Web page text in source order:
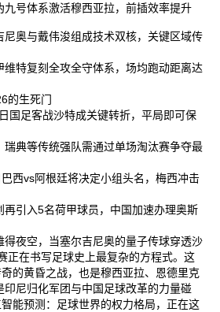
号体系激活穆西亚拉，前插效率提升
尼奥与戴伟浚组成技术双核，关键区域传
维特复刻全攻全守体系，场均跑动距离达
的生死门
国足客战沙特成关键转折，平局即可保
瑞典等传统强队需通过单场淘汰赛争夺最
西vs阿根廷将决定小组头名，梅西冲击
再引入5名荷甲球员，中国加速办理奥斯
得夜空，当塞尔吉尼奥的量子传球穿透沙
正在书写足球史上最复杂的方程式。这
的黄昏之战，也是穆西亚拉、恩德里克
尼归化军团与中国足球改革的力量碰
能预测：足球世界的权力格局，正在这